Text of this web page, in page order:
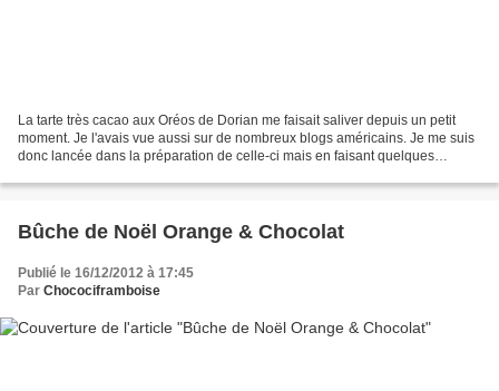
La tarte très cacao aux Oréos de Dorian me faisait saliver depuis un petit
moment. Je l'avais vue aussi sur de nombreux blogs américains. Je me suis
donc lancée dans la préparation de celle-ci mais en faisant quelques
Bûche de Noël Orange & Chocolat
Publié le 16/12/2012 à 17:45
Par Chocociframboise